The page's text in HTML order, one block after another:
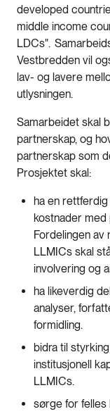
developed
middle income
LDCs".
Vestbredden vil
lav- og lavere
utlysningen.
Samarbeidet skal
partnerskap, og
partnerskap som
Prosjektet skal:
ha en
kostnader med
Fordelingen av
LLMICs skal
involvering og
ha likeverdig
analyser,
formidling.
bidra til
institusjonell
LLMICs.
sørge for